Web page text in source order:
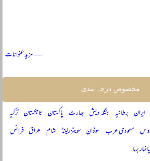
— مزید عنوانات
مخصوص درجہ بندی
ایران برطانیہ بنگلہ دیش بھارت پاکستان تاجکستان ترکیہ
سعودی عرب سوڈان سویٹزرلینڈ شام عراق فرانس
برما